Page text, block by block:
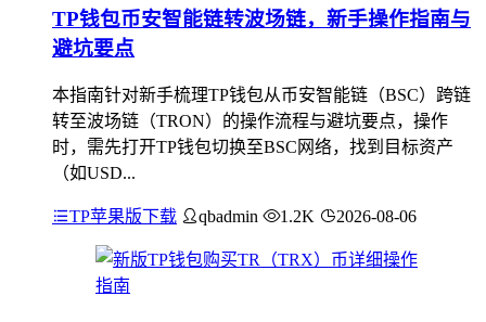
TP钱包币安智能链转波场链，新手操作指南与
避坑要点
本指南针对新手梳理TP钱包从币安智能链（BSC）跨链
转至波场链（TRON）的操作流程与避坑要点，操作
时，需先打开TP钱包切换至BSC网络，找到目标资产
（如USD...
TP苹果版下载 qbadmin 1.2K 2026-08-06